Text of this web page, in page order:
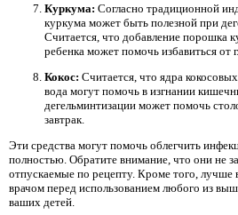
Куркума: Согласно традиционной
куркума может быть полезной при
Считается, что добавление порошка
ребенка может помочь избавиться от
Кокос: Считается, что ядра
вода могут помочь в изгнании
дегельминтизации может помочь
завтрак.
Эти средства могут помочь облегчить
полностью. Обратите внимание, что они не
отпускаемые по рецепту. Кроме того, лучше
врачом перед использованием любого из
ваших детей.